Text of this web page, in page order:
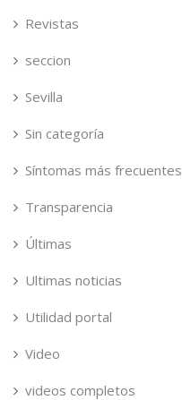
Revistas
seccion
Sevilla
Sin categoría
Síntomas más frecuentes
Transparencia
Últimas
Ultimas noticias
Utilidad portal
Video
videos completos